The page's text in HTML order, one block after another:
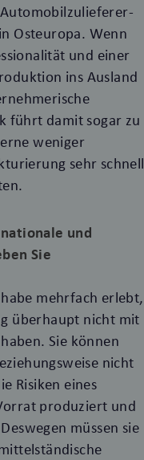
Osteuropa. Wenn
und einer
ins Ausland
führt damit sogar zu
weniger
sehr schnell
und
Sie
mehrfach erlebt,
überhaupt nicht mit
Sie können
nicht
Risiken eines
produziert und
müssen sie